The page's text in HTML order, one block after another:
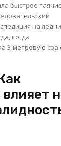
быстрое таяние
когда
3-метровую сваю.